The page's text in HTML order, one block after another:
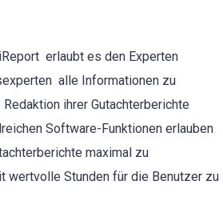
erlaubt es den Experten
alle Informationen zu
ihrer Gutachterberichte
Software-Funktionen erlauben
maximal zu
wertvolle Stunden für die Benutzer zu